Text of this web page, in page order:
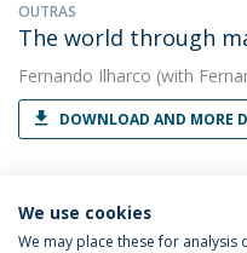
OUTRAS
The world through
Fernando Ilharco (with
DOWNLOAD AND MORE
We use cookies
We may place these for